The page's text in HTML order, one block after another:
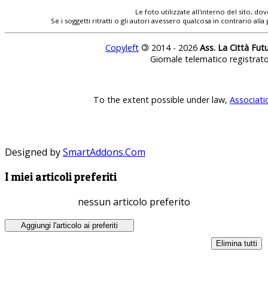
Le foto utilizzate all'interno del sito,
Se i soggetti ritratti o gli autori avessero qualcosa in contrario
Copyleft © 2014 - 2026 Ass. La Città
Giornale telematico
To the extent possible under law,
Designed bySmartAddons.Com
I miei articoli preferiti
nessun articolo preferito